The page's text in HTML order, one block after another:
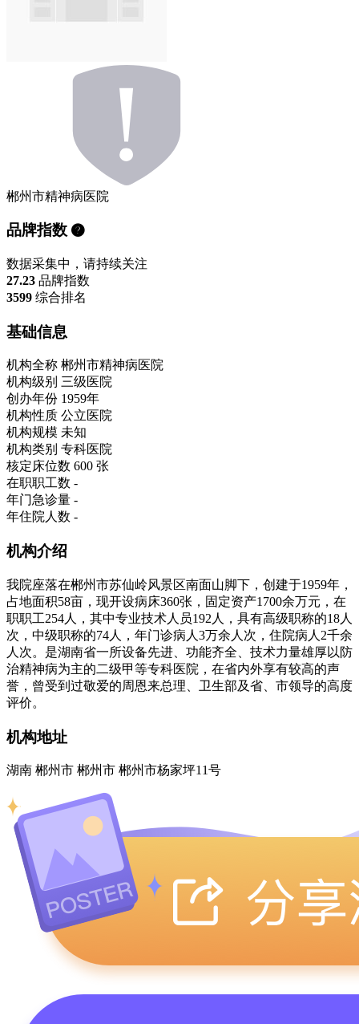
郴州市精神病医院
品牌指数
数据采集中，请持续关注
27.23 品牌指数
3599 综合排名
基础信息
机构全称 郴州市精神病医院
机构级别 三级医院
创办年份 1959年
机构性质 公立医院
机构规模 未知
机构类别 专科医院
核定床位数 600 张
在职职工数 -
年门急诊量 -
年住院人数 -
机构介绍
我院座落在郴州市苏仙岭风景区南面山脚下，创建于1959年，
占地面积58亩，现开设病床360张，固定资产1700余万元，在
职职工254人，其中专业技术人员192人，具有高级职称的18人
次，中级职称的74人，年门诊病人3万余人次，住院病人2千余
人次。是湖南省一所设备先进、功能齐全、技术力量雄厚以防
治精神病为主的二级甲等专科医院，在省内外享有较高的声
誉，曾受到过敬爱的周恩来总理、卫生部及省、市领导的高度
评价。
机构地址
湖南 郴州市 郴州市 郴州市杨家坪11号